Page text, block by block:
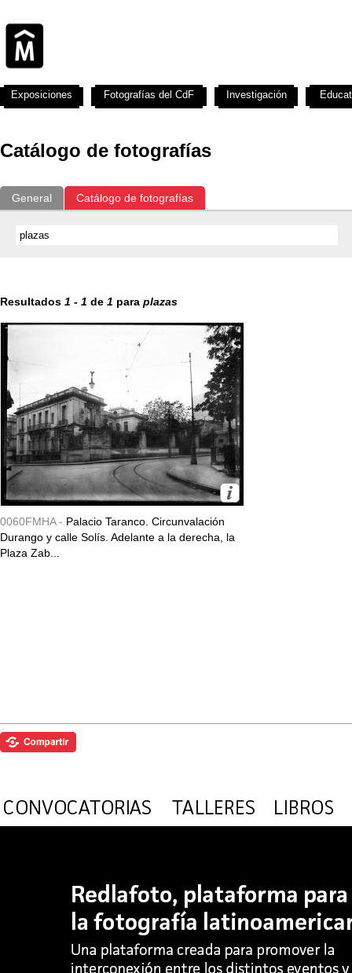
Catálogo de fotografías
General Catálogo de fotografías
Resultados 1 - 1 de 1 para plazas
0060FMHA - Palacio Taranco. Circunvalación
Durango y calle Solís. Adelante a la derecha, la
Plaza Zab...
Exposiciones Fotografías del CdF Investigación